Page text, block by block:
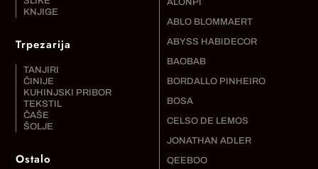
KNJIGE
Trpezarija
TANJIRI
ČINIJE
KUHINJSKI PRIBOR
TEKSTIL
ČAŠE
ŠOLJE
Ostalo
ALONPI
ABLO BLOMMAERT
ABYSS HABIDECOR
BAOBAB
BORDALLO PINHEIRO
BOSA
CELSO DE LEMOS
JONATHAN ADLER
QEEBOO